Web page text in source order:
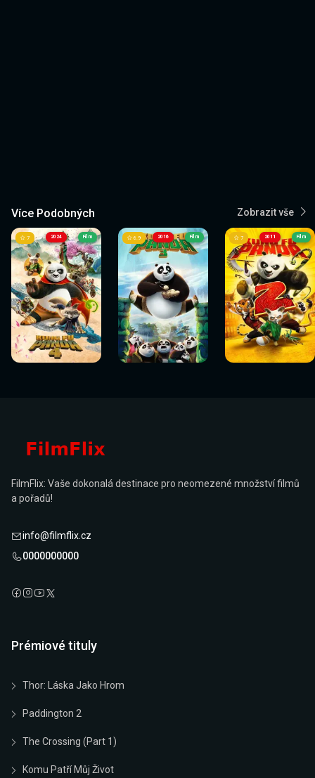
Více Podobných Zobrazit vše
2024
Sledovat
nyní
7 Film
Sledovat
nyní
2016
Sledovat
nyní
6.9 Film
Sledovat
nyní
2011
Sledovat
nyní
7 Film
Sledovat
nyní
FilmFlix: Vaše dokonalá destinace pro neomezené množství filmů
a pořadů!
info@filmflix.cz
0000000000
Prémiové tituly
Thor: Láska Jako Hrom
Paddington 2
The Crossing (Part 1)
Komu Patří Můj Život